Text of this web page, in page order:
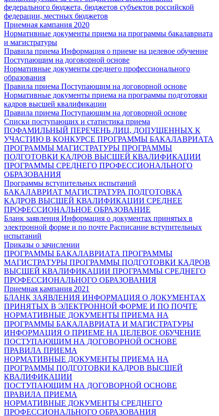
федерального бюджета, бюджетов субъектов российской
федерации, местных бюджетов
Приемная кампания 2020
Нормативные документы приема на программы бакалавриата
и магистратуры
Правила приема Информация о приеме на целевое обучение
Поступающим на договорной основе
Нормативные документы среднего профессионального
образования
Правила приема Поступающим на договорной основе
Нормативные документы приема на программы подготовки
кадров высшей квалификации
Правила приема Поступающим на договорной основе
Списки поступающих и статистика приема
ПОФАМИЛЬНЫЙ ПЕРЕЧЕНЬ ЛИЦ, ДОПУЩЕННЫХ К
УЧАСТИЮ В КОНКУРСЕ ПРОГРАММЫ БАКАЛАВРИАТА
ПРОГРАММЫ МАГИСТРАТУРЫ ПРОГРАММЫ
ПОДГОТОВКИ КАДРОВ ВЫСШЕЙ КВАЛИФИКАЦИИ
ПРОГРАММЫ СРЕДНЕГО ПРОФЕССИОНАЛЬНОГО
ОБРАЗОВАНИЯ
Программы вступительных испытаний
БАКАЛАВРИАТ МАГИСТРАТУРА ПОДГОТОВКА
КАДРОВ ВЫСШЕЙ КВАЛИФИКАЦИИ СРЕДНЕЕ
ПРОФЕССИОНАЛЬНОЕ ОБРАЗОВАНИЕ
Бланк заявления Информация о документах принятых в
электронной форме и по почте Расписание вступительных
испытаний
Приказы о зачислении
ПРОГРАММЫ БАКАЛАВРИАТА ПРОГРАММЫ
МАГИСТРАТУРЫ ПРОГРАММЫ ПОДГОТОВКИ КАДРОВ
ВЫСШЕЙ КВАЛИФИКАЦИИ ПРОГРАММЫ СРЕДНЕГО
ПРОФЕССИОНАЛЬНОГО ОБРАЗОВАНИЯ
Приемная кампания 2021
БЛАНК ЗАЯВЛЕНИЯ ИНФОРМАЦИЯ О ДОКУМЕНТАХ
ПРИНЯТЫХ В ЭЛЕКТРОННОЙ ФОРМЕ И ПО ПОЧТЕ
НОРМАТИВНЫЕ ДОКУМЕНТЫ ПРИЕМА НА
ПРОГРАММЫ БАКАЛАВРИАТА И МАГИСТРАТУРЫ
ИНФОРМАЦИЯ О ПРИЕМЕ НА ЦЕЛЕВОЕ ОБУЧЕНИЕ
ПОСТУПАЮЩИМ НА ДОГОВОРНОЙ ОСНОВЕ
ПРАВИЛА ПРИЕМА
НОРМАТИВНЫЕ ДОКУМЕНТЫ ПРИЕМА НА
ПРОГРАММЫ ПОДГОТОВКИ КАДРОВ ВЫСШЕЙ
КВАЛИФИКАЦИИ
ПОСТУПАЮЩИМ НА ДОГОВОРНОЙ ОСНОВЕ
ПРАВИЛА ПРИЕМА
НОРМАТИВНЫЕ ДОКУМЕНТЫ СРЕДНЕГО
ПРОФЕССИОНАЛЬНОГО ОБРАЗОВАНИЯ